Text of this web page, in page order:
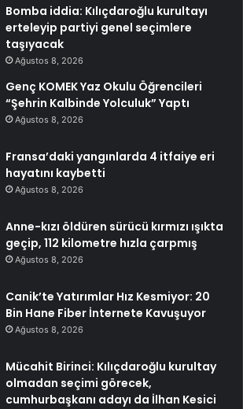
Bomba iddia: Kılıçdaroğlu kurultayı
erteleyip partiyi genel seçimlere
taşıyacak
Ağustos 8, 2026
Genç KOMEK Yaz Okulu Öğrencileri
“Şehrin Kalbinde Yolculuk” Yaptı
Ağustos 8, 2026
Fransa’daki yangınlarda 4 itfaiye eri
hayatını kaybetti
Ağustos 8, 2026
Anne-kızı öldüren sürücü kırmızı ışıkta
geçip, 112 kilometre hızla çarpmış
Ağustos 8, 2026
Canik’te Yatırımlar Hız Kesmiyor: 20
Bin Hane Fiber İnternete Kavuşuyor
Ağustos 8, 2026
Mücahit Birinci: Kılıçdaroğlu kurultay
olmadan seçimi görecek,
cumhurbaşkanı adayı da İlhan Kesici